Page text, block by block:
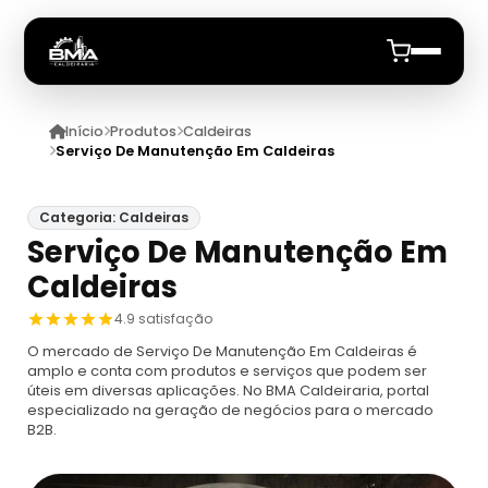
Início
Produtos
Caldeiras
Automação De Caldeiras
Caldeira De Recuperação
Caldeira De Recuperação Celulose
Inspecao Feitas Em Caldeiras
Cotação Inspeção De Caldeiras
Cotar Inspeção De Caldeiras
Montagem De Caldeira
Empresa De Montagem De Caldeiras A Gás
Caldeiras A Vapor
Anuncie
Início Produtos Caldeiras
Serviço De Manutenção Em Caldeiras
Categoria: Caldeiras
Serviço De Manutenção Em
Caldeiras
4.9 satisfação
O mercado de Serviço De Manutenção Em Caldeiras é
amplo e conta com produtos e serviços que podem ser
úteis em diversas aplicações. No BMA Caldeiraria, portal
especializado na geração de negócios para o mercado
B2B.